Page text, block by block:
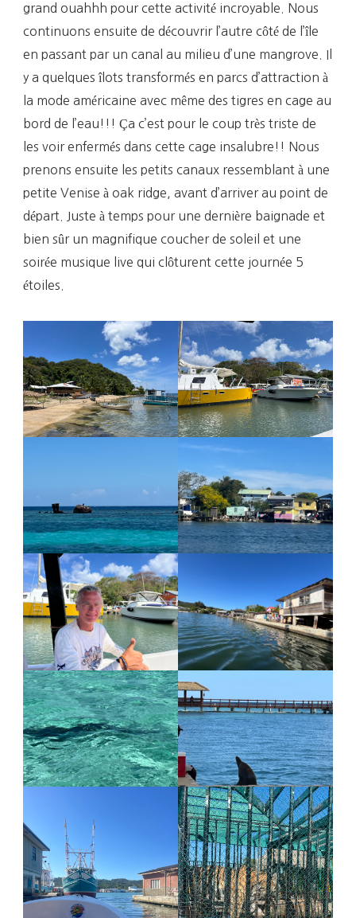
grand ouahhh pour cette activité incroyable. Nous
continuons ensuite de découvrir l’autre côté de l’île
en passant par un canal au milieu d’une mangrove. Il
y a quelques îlots transformés en parcs d’attraction à
la mode américaine avec même des tigres en cage au
bord de l’eau!!! Ça c’est pour le coup très triste de
les voir enfermés dans cette cage insalubre!! Nous
prenons ensuite les petits canaux ressemblant à une
petite Venise à oak ridge, avant d’arriver au point de
départ. Juste à temps pour une dernière baignade et
bien sûr un magnifique coucher de soleil et une
soirée musique live qui clôturent cette journée 5
étoiles.